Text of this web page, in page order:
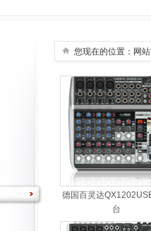
您现在的位置： 网
德国百灵达
台